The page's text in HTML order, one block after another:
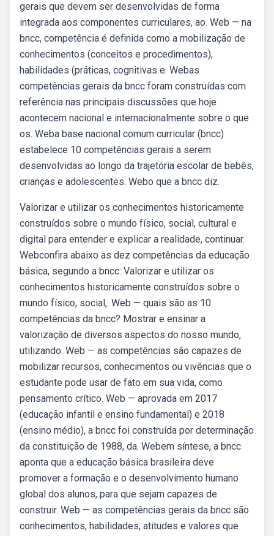
gerais que devem ser desenvolvidas de forma
integrada aos componentes curriculares, ao. Web — na
bncc, competência é definida como a mobilização de
conhecimentos (conceitos e procedimentos),
habilidades (práticas, cognitivas e. Webas
competências gerais da bncc foram construídas com
referência nas principais discussões que hoje
acontecem nacional e internacionalmente sobre o que
os. Weba base nacional comum curricular (bncc)
estabelece 10 competências gerais a serem
desenvolvidas ao longo da trajetória escolar de bebês,
crianças e adolescentes. Webo que a bncc diz.
Valorizar e utilizar os conhecimentos historicamente
construídos sobre o mundo físico, social, cultural e
digital para entender e explicar a realidade, continuar.
Webconfira abaixo as dez competências da educação
básica, segundo a bncc: Valorizar e utilizar os
conhecimentos historicamente construídos sobre o
mundo físico, social,. Web — quais são as 10
competências da bncc? Mostrar e ensinar a
valorização de diversos aspectos do nosso mundo,
utilizando. Web — as competências são capazes de
mobilizar recursos, conhecimentos ou vivências que o
estudante pode usar de fato em sua vida, como
pensamento crítico. Web — aprovada em 2017
(educação infantil e ensino fundamental) e 2018
(ensino médio), a bncc foi construída por determinação
da constituição de 1988, da. Webem síntese, a bncc
aponta que a educação básica brasileira deve
promover a formação e o desenvolvimento humano
global dos alunos, para que sejam capazes de
construir. Web — as competências gerais da bncc são
conhecimentos, habilidades, atitudes e valores que